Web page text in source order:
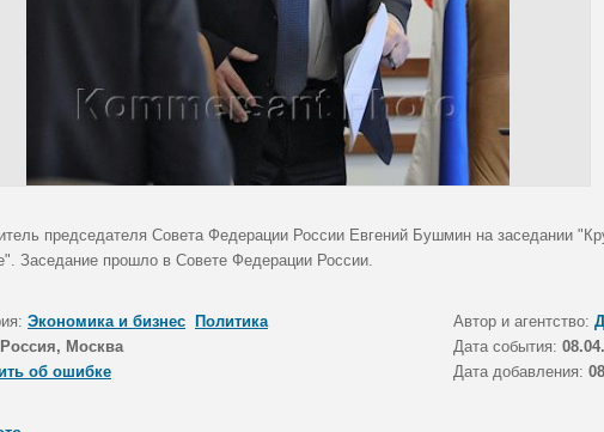
председателя Совета Федерации России Евгений Бушмин на заседании
Заседание прошло в Совете Федерации России.
Экономика и бизнес Политика Автор и агентство:
Россия, Москва Дата события:
об ошибке
Дата добавления: